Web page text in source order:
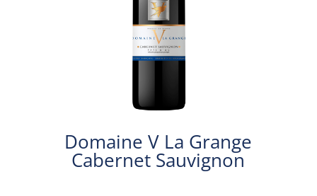
Domaine V La Grange
Cabernet Sauvignon